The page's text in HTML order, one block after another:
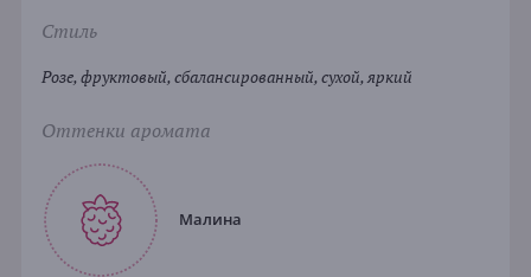
Стиль
Розе, фруктовый, сбалансированный, сухой, яркий
Оттенки аромата
Малина